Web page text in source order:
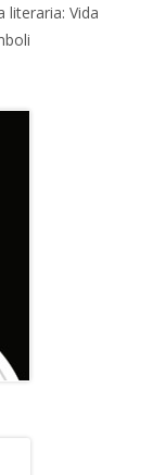
literaria: Vida